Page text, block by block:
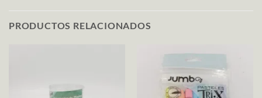
PRODUCTOS RELACIONADOS